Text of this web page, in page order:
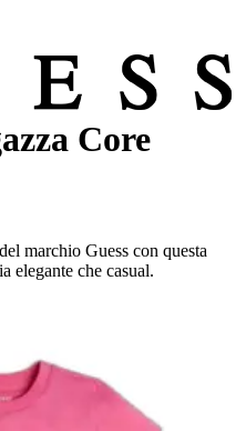
Core
marchio Guess con questa
elegante che casual.